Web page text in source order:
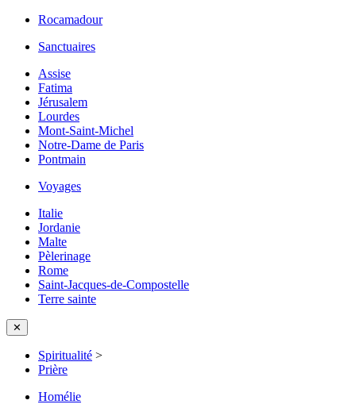
Rocamadour
Sanctuaires
Assise
Fatima
Jérusalem
Lourdes
Mont-Saint-Michel
Notre-Dame de Paris
Pontmain
Voyages
Italie
Jordanie
Malte
Pèlerinage
Rome
Saint-Jacques-de-Compostelle
Terre sainte
✕
Spiritualité >
Prière
Homélie